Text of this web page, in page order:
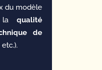
du modèle
qualité
de